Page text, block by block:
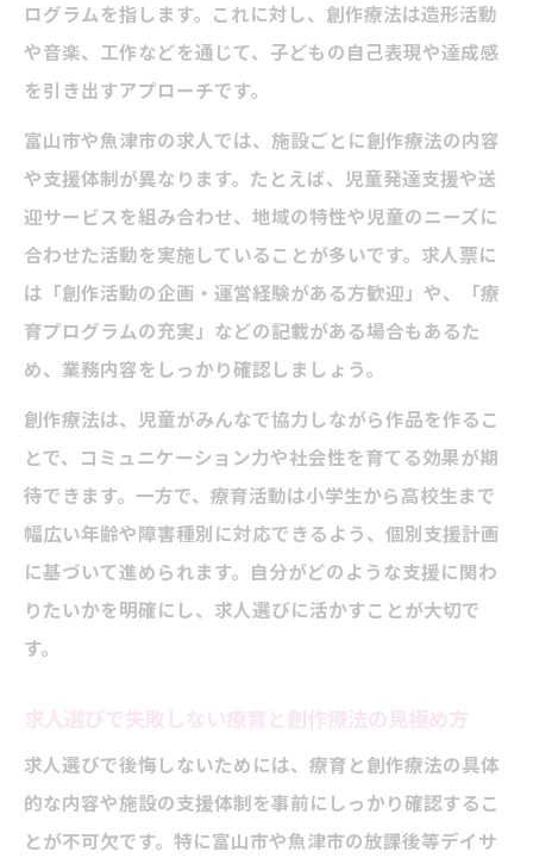
ログラムを指します。これに対し、創作療法は造形活動
や音楽、工作などを通じて、子どもの自己表現や達成感
を引き出すアプローチです。
富山市や魚津市の求人では、施設ごとに創作療法の内容
や支援体制が異なります。たとえば、児童発達支援や送
迎サービスを組み合わせ、地域の特性や児童のニーズに
合わせた活動を実施していることが多いです。求人票に
は「創作活動の企画・運営経験がある方歓迎」や、「療
育プログラムの充実」などの記載がある場合もあるた
め、業務内容をしっかり確認しましょう。
創作療法は、児童がみんなで協力しながら作品を作るこ
とで、コミュニケーション力や社会性を育てる効果が期
待できます。一方で、療育活動は小学生から高校生まで
幅広い年齢や障害種別に対応できるよう、個別支援計画
に基づいて進められます。自分がどのような支援に関わ
りたいかを明確にし、求人選びに活かすことが大切で
す。
求人選びで失敗しない療育と創作療法の見極め方
求人選びで後悔しないためには、療育と創作療法の具体
的な内容や施設の支援体制を事前にしっかり確認するこ
とが不可欠です。特に富山市や魚津市の放課後等デイサ